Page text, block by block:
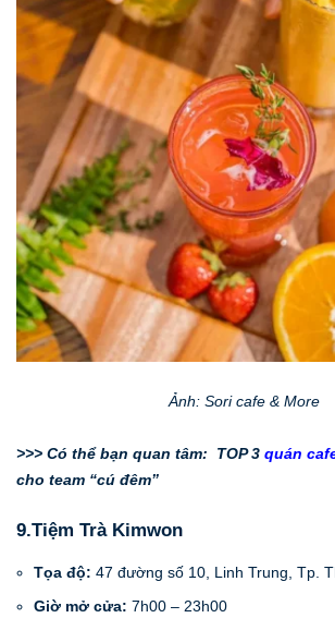
Ảnh: Sori cafe & More
>>> Có thể bạn quan tâm: TOP 3 quán
cho team “cú đêm”
9.Tiệm Trà Kimwon
Tọa độ: 47 đường số 10, Linh Trung, Tp.
Giờ mở cửa: 7h00 – 23h00